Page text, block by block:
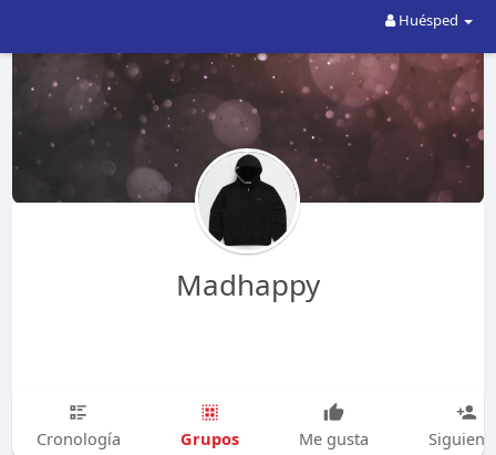
Huésped
Madhappy
Cronología Grupos Me gusta